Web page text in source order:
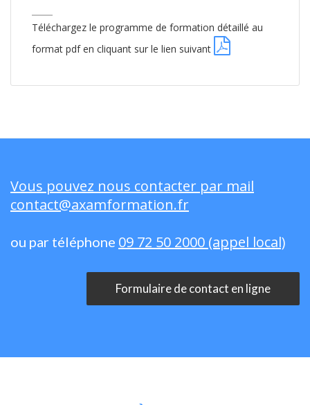
Téléchargez le programme de formation détaillé au
format pdf en cliquant sur le lien suivant
Vous pouvez nous contacter par mail
contact@axamformation.fr
ou par téléphone 09 72 50 2000 (appel local)
Formulaire de contact en ligne